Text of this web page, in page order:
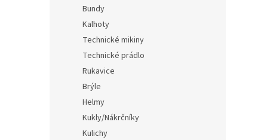
Bundy
Kalhoty
Technické mikiny
Technické prádlo
Rukavice
Brýle
Helmy
Kukly/Nákrčníky
Kulichy